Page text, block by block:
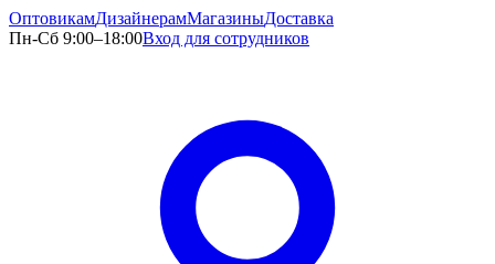
ОптовикамДизайнерамМагазиныДоставка
Пн-Сб 9:00–18:00Вход для сотрудников